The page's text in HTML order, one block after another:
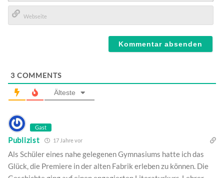
E-
Mail*
3 COMMENTS
Älteste
Gast
Publizist 17 Jahre vor
Als Schüler eines nahe gelegenen Gymnasiums hatte ich das
Glück, die Premiere in der alten Fabrik erleben zu können. Die